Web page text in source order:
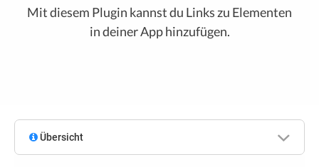
Mit diesem Plugin kannst du Links zu Elementen
in deiner App hinzufügen.
Übersicht